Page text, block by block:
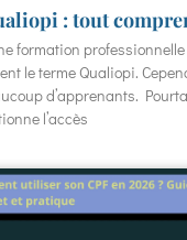
: tout
formation
le terme Qualiopi.
d’apprenants.
l’accès